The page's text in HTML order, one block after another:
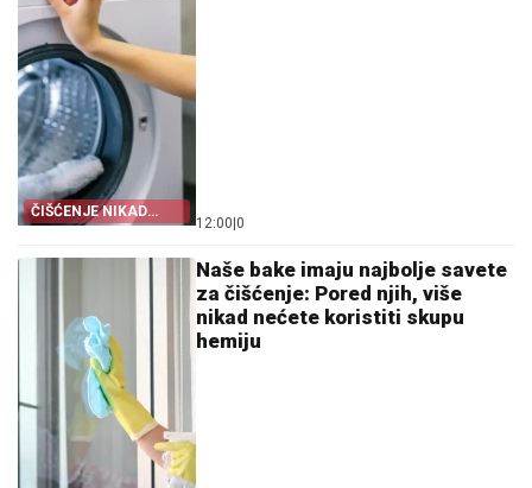
ČIŠĆENJE NIKAD
LAKŠE
12:00 0
Naše bake imaju najbolje savete
za čišćenje: Pored njih, više
nikad nećete koristiti skupu
hemiju